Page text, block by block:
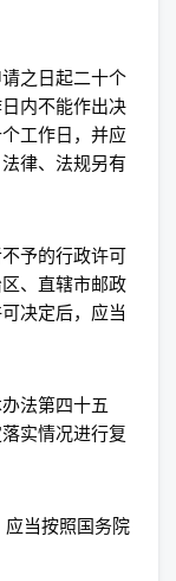
之日起二十个
内不能作出决
工作日，并应
律、法规另有
予的行政许可
、直辖市邮政
决定后，应当
法第四十五
实情况进行复
当按照国务院